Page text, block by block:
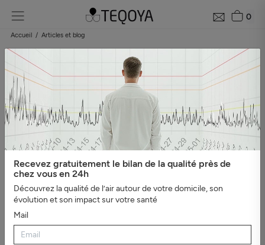
0
Accueil Articles et blog
Blog : guide de la qualité de l'air
Catégories
#Tout afficher
#Bien-être, sommeil et ions
négatifs
#L'essentiel #Guide du purificateur d'air
#Pollution
de l'air
#Asthme et
allergies
#Véhicules #Evénements #Intérieur sain
#Virus,
bactéries et moisissures
#Mauvaises odeurs
#Santé et
productivité au travail
Recevez gratuitement le bilan de la qualité près de
chez vous en 24h
Découvrez la qualité de l’air autour de votre domicile, son
évolution et son impact sur votre santé
Mail